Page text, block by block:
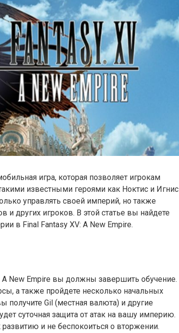
игра, которая позволяет игрокам
известными героями как Ноктис и Игнис
управлять своей империй, но также
и других игроков. В этой статье вы найдете
в Final Fantasy XV: A New Empire.
A New Empire вы должны завершить обучение.
а также пройдете несколько начальных
получите Gil (местная валюта) и другие
суточная защита от атак на вашу империю.
и не беспокоиться о вторжении.